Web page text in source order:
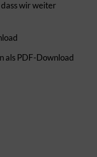
wir weiter
als PDF-Download